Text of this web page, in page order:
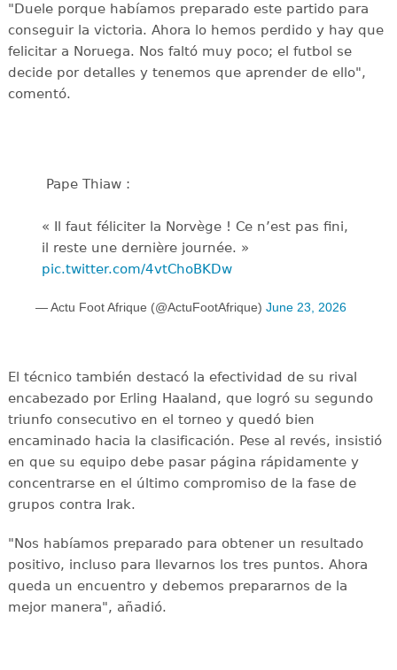
"Duele porque habíamos preparado este partido para
conseguir la victoria. Ahora lo hemos perdido y hay que
felicitar a Noruega. Nos faltó muy poco; el futbol se
decide por detalles y tenemos que aprender de ello",
comentó.
️ Pape Thiaw :
« Il faut féliciter la Norvège ! Ce n’est pas fini,
il reste une dernière journée. »
pic.twitter.com/4vtChoBKDw
— Actu Foot Afrique (@ActuFootAfrique) June 23, 2026
El técnico también destacó la efectividad de su rival
encabezado por Erling Haaland, que logró su segundo
triunfo consecutivo en el torneo y quedó bien
encaminado hacia la clasificación. Pese al revés, insistió
en que su equipo debe pasar página rápidamente y
concentrarse en el último compromiso de la fase de
grupos contra Irak.
"Nos habíamos preparado para obtener un resultado
positivo, incluso para llevarnos los tres puntos. Ahora
queda un encuentro y debemos prepararnos de la
mejor manera", añadió.